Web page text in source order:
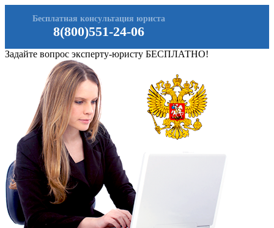
8(800)551-24-06
Бесплатная консультация юриста
Задайте вопрос эксперту-юристу БЕСПЛАТНО!